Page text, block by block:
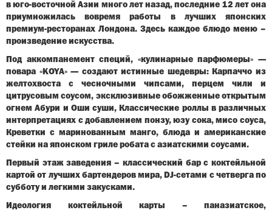
в юго-восточной Азии много лет назад, последние 12 лет она
приумножилась вовремя работы в лучших японских
премиум-ресторанах Лондона. Здесь каждое блюдо меню –
произведение искусства.
Под аккомпанемент специй, «кулинарные парфюмеры» —
повара «KOYA» — создают истинные шедевры: Карпаччо из
желтохвоста с чесночными чипсами, перцем чили и
цитрусовым соусом, эксклюзивные обожженные открытым
огнем Абури и Оши суши, Классические роллы в различных
интерпретациях с добавлением понзу, юзу сока, мисо соуса,
Креветки с маринованным манго, блюда и американские
стейки на японском гриле робата с азиатскими соусами.
Первый этаж заведения – классический бар с коктейльной
картой от лучших бартендеров мира, DJ-сетами с четверга по
субботу и легкими закусками.
Идеология коктейльной карты – паназиатское,